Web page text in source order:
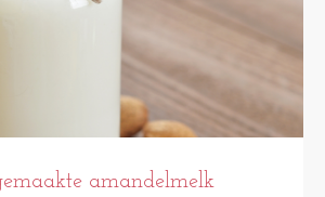
amandelmelk